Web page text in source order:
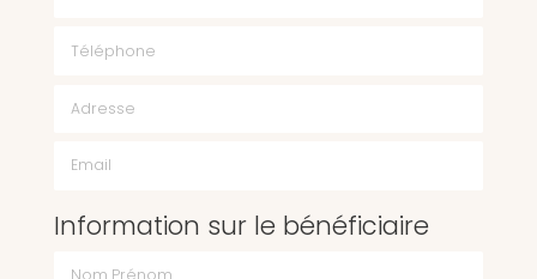
Information sur le bénéficiaire